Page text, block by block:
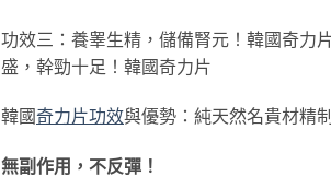
功效三：養睾生精，儲備腎元！韓國奇力
盛，幹勁十足！韓國奇力片
韓國奇力片功效與優勢：純天然名貴材精
無副作用，不反彈！